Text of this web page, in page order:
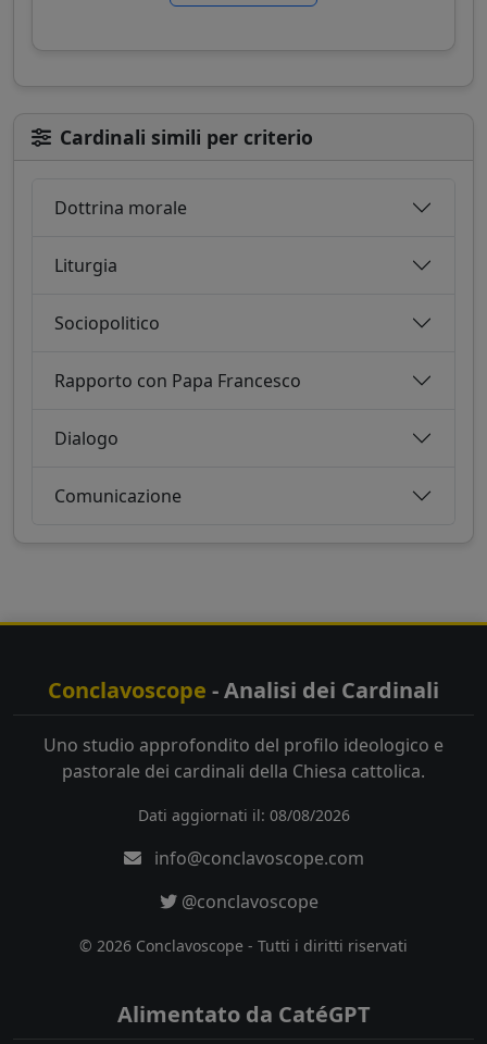
Cardinali simili per criterio
Dottrina morale
Liturgia
Sociopolitico
Rapporto con Papa Francesco
Dialogo
Comunicazione
Conclavoscope - Analisi dei Cardinali
Uno studio approfondito del profilo ideologico e
pastorale dei cardinali della Chiesa cattolica.
Dati aggiornati il: 08/08/2026
info@conclavoscope.com
@conclavoscope
© 2026 Conclavoscope - Tutti i diritti riservati
Alimentato da CatéGPT